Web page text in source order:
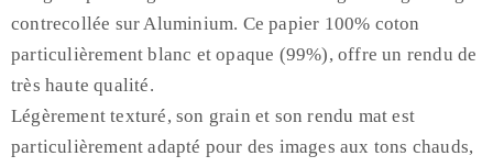
contrecollée sur Aluminium. Ce papier 100% coton
particulièrement blanc et opaque (99%), offre un rendu de
très haute qualité.
Légèrement texturé, son grain et son rendu mat est
particulièrement adapté pour des images aux tons chauds,